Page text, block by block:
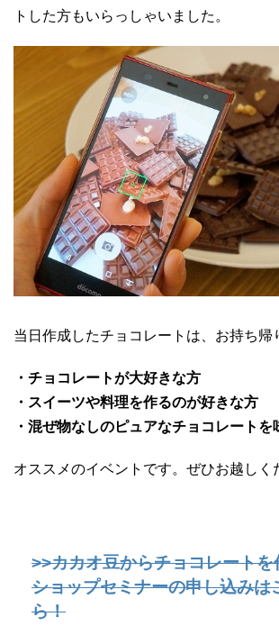
トした方もいらっしゃいました。
当日作成したチョコレートは、お持ち帰
・チョコレートが大好きな方
・スイーツや料理を作るのが好きな方
・混ぜ物なしのピュアなチョコレート
オススメのイベントです。ぜひお越しく
>>カカオ豆からチョコレートを
ショップセミナーの申し込みは
ら！